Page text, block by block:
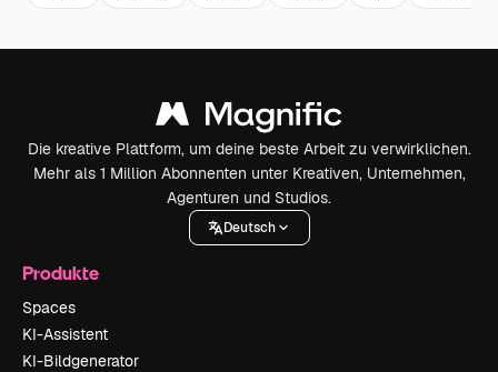
Die kreative Plattform, um deine beste Arbeit zu verwirklichen.
Mehr als 1 Million Abonnenten unter Kreativen, Unternehmen,
Agenturen und Studios.
Deutsch
Produkte
Spaces
KI-Assistent
KI-Bildgenerator